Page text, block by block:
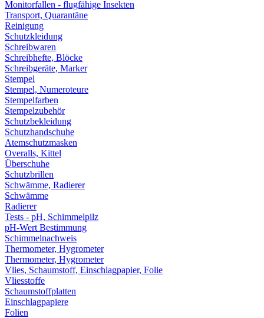
Monitorfallen - flugfähige Insekten
Transport, Quarantäne
Reinigung
Schutzkleidung
Schreibwaren
Schreibhefte, Blöcke
Schreibgeräte, Marker
Stempel
Stempel, Numeroteure
Stempelfarben
Stempelzubehör
Schutzbekleidung
Schutzhandschuhe
Atemschutzmasken
Overalls, Kittel
Überschuhe
Schutzbrillen
Schwämme, Radierer
Schwämme
Radierer
Tests - pH, Schimmelpilz
pH-Wert Bestimmung
Schimmelnachweis
Thermometer, Hygrometer
Thermometer, Hygrometer
Vlies, Schaumstoff, Einschlagpapier, Folie
Vliesstoffe
Schaumstoffplatten
Einschlagpapiere
Folien